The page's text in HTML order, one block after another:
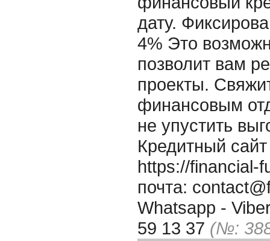
дату.
4% Это
позволит вам
проекты.
финансовым
не упустить
Кредитный
https://financial-
почта:
Whatsapp -
59 13 37 (№: